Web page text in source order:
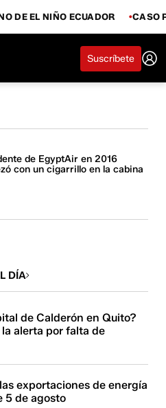
DE EL NIÑO ECUADOR CASO
Suscríbete
de EgyptAir en 2016
con un cigarrillo en la cabina
DÍA
de Calderón en Quito?
alerta por falta de
exportaciones de energía
5 de agosto